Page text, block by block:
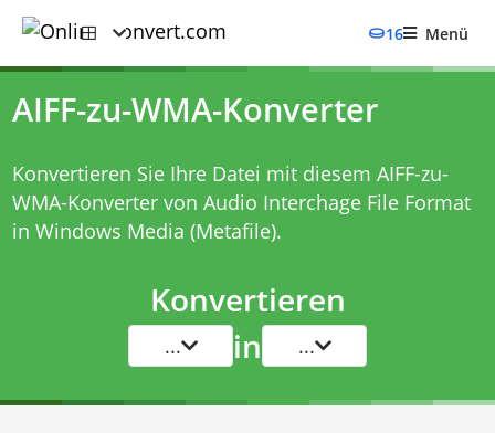
16 Menü
AIFF-zu-WMA-Konverter
Konvertieren Sie Ihre Datei mit diesem AIFF-zu-
WMA-Konvertervon Audio Interchage File Format
in Windows Media (Metafile).
Konvertieren
... in ...